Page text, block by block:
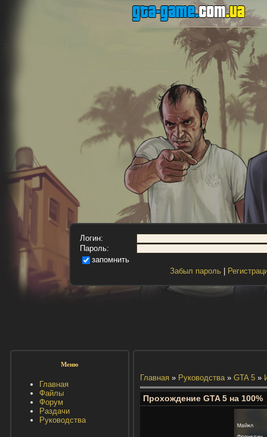
Логин:
Пароль:
запомнить
Забыл пароль|
Меню
Главная
Файлы
Форум
Раздачи
Руководства
Главная» Руководства» GTA 5»
Прохождение GTA 5 на 100%